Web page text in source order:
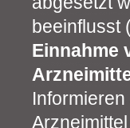
beeinflusst
Einnahme